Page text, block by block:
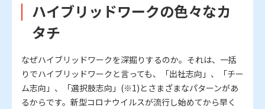
ハイブリッドワークの色々なカ
タチ
なぜハイブリッドワークを深掘りするのか。それは、一括
りでハイブリッドワークと言っても、「出社志向」、「チー
ム志向」、「選択肢志向」(※1)とさまざまなパターンがあ
るからです。新型コロナウイルスが流行し始めてから早く